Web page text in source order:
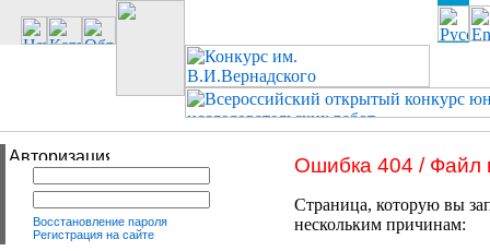
Восстановление пароля
Регистрация на сайте
Ошибка 404 / Файл
Страница, которую вы
нескольким причинам: